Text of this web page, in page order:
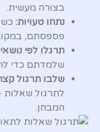
בצורה מעשית.
נתחו טעויות:
פספסתם,
תרגלו לפי
שלמדתם כדי
שלבו תרגול קצר
לתרגול
המבחן.